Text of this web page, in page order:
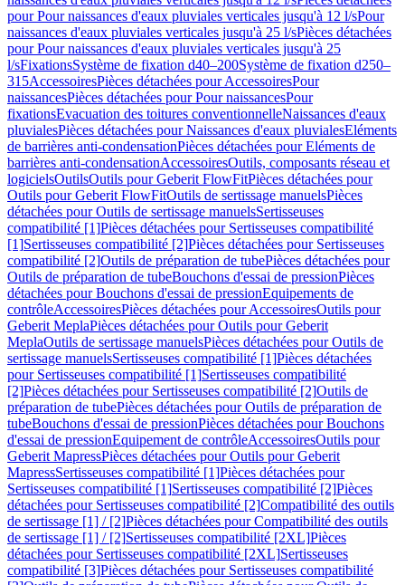
pour Pour naissances d'eaux pluviales verticales jusqu'à 12 l/sPour
naissances d'eaux pluviales verticales jusqu'à 25 l/sPièces détachées
pour Pour naissances d'eaux pluviales verticales jusqu'à 25
l/sFixationsSystème de fixation d40–200Système de fixation d250–
315AccessoiresPièces détachées pour AccessoiresPour
naissancesPièces détachées pour Pour naissancesPour
fixationsEvacuation des toitures conventionnelleNaissances d'eaux
pluvialesPièces détachées pour Naissances d'eaux pluvialesEléments
de barrières anti-condensationPièces détachées pour Eléments de
barrières anti-condensationAccessoiresOutils, composants réseau et
logicielsOutilsOutils pour Geberit FlowFitPièces détachées pour
Outils pour Geberit FlowFitOutils de sertissage manuelsPièces
détachées pour Outils de sertissage manuelsSertisseuses
compatibilité [1]Pièces détachées pour Sertisseuses compatibilité
[1]Sertisseuses compatibilité [2]Pièces détachées pour Sertisseuses
compatibilité [2]Outils de préparation de tubePièces détachées pour
Outils de préparation de tubeBouchons d'essai de pressionPièces
détachées pour Bouchons d'essai de pressionEquipements de
contrôleAccessoiresPièces détachées pour AccessoiresOutils pour
Geberit MeplaPièces détachées pour Outils pour Geberit
MeplaOutils de sertissage manuelsPièces détachées pour Outils de
sertissage manuelsSertisseuses compatibilité [1]Pièces détachées
pour Sertisseuses compatibilité [1]Sertisseuses compatibilité
[2]Pièces détachées pour Sertisseuses compatibilité [2]Outils de
préparation de tubePièces détachées pour Outils de préparation de
tubeBouchons d'essai de pressionPièces détachées pour Bouchons
d'essai de pressionEquipement de contrôleAccessoiresOutils pour
Geberit MapressPièces détachées pour Outils pour Geberit
MapressSertisseuses compatibilité [1]Pièces détachées pour
Sertisseuses compatibilité [1]Sertisseuses compatibilité [2]Pièces
détachées pour Sertisseuses compatibilité [2]Compatibilité des outils
de sertissage [1] / [2]Pièces détachées pour Compatibilité des outils
de sertissage [1] / [2]Sertisseuses compatibilité [2XL]Pièces
détachées pour Sertisseuses compatibilité [2XL]Sertisseuses
compatibilité [3]Pièces détachées pour Sertisseuses compatibilité